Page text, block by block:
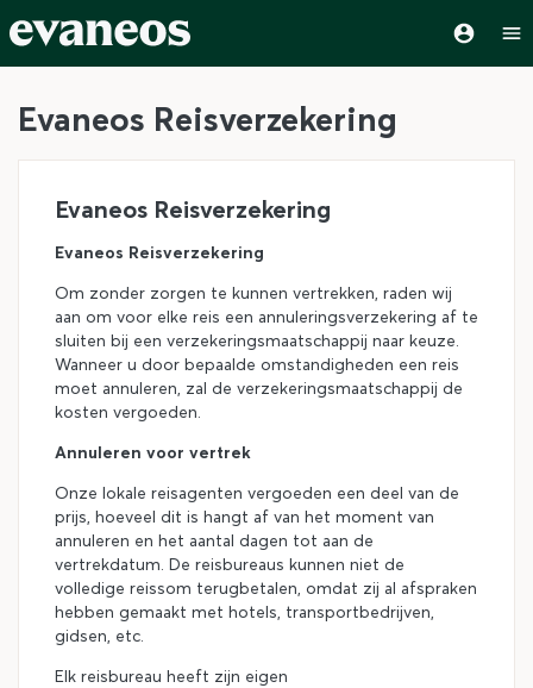
Evaneos Reisverzekering
Evaneos Reisverzekering
Evaneos Reisverzekering
Om zonder zorgen te kunnen vertrekken, raden wij
aan om voor elke reis een annuleringsverzekering af te
sluiten bij een verzekeringsmaatschappij naar keuze.
Wanneer u door bepaalde omstandigheden een reis
moet annuleren, zal de verzekeringsmaatschappij de
kosten vergoeden.
Annuleren voor vertrek
Onze lokale reisagenten vergoeden een deel van de
prijs, hoeveel dit is hangt af van het moment van
annuleren en het aantal dagen tot aan de
vertrekdatum. De reisbureaus kunnen niet de
volledige reissom terugbetalen, omdat zij al afspraken
hebben gemaakt met hotels, transportbedrijven,
gidsen, etc.
Elk reisbureau heeft zijn eigen